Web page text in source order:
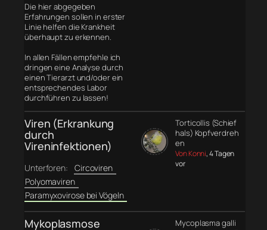
Die hier abgegeben
Erfahrungen sollen in erster
Linie helfen die Krankheit
überhaupt zu erkennen.
In allen Fällen empfehle ich
dringen eine Analyse durch
einen Tierarzt und/oder ein
entsprechendes Labor
durchführen zu lassen!
Viren (Erkrankung
durch
Vireninfektionen)
Unterforen:
Circoviren
Polyomaviren
Paramyxovirose bei Vögeln
Torticollis (Schief
hals) Kopfverdreh
en
Von Konni, 4 Tagen
vor
Mykoplasmose
Mycoplasma galli